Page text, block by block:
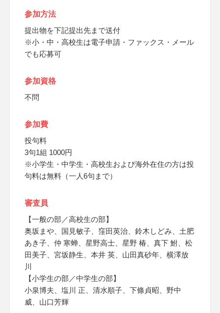
参加方法
提出物を下記提出先まで送付
※小・中・高校生は電子申請・ファックス・メール
でも応募可
参加資格
不問
参加費
投句料
3句1組 1000円
※小学生・中学生・高校生および海外在住の方は投
句料は無料（一人6句まで）
審査員
【一般の部／高校生の部】
奥坂まや、国見敏子、窪田英治、鈴木しどみ、土肥
あき子、仲 寒蝉、星野高士、星野 椿、真下 鮒、松
田美子、宮坂静生、本井 英、山田真砂年、横澤放
川
【小学生の部／中学生の部】
小泉博夫、塩川 正、清水順子、下條貞昭、野中
威、山口芳輝